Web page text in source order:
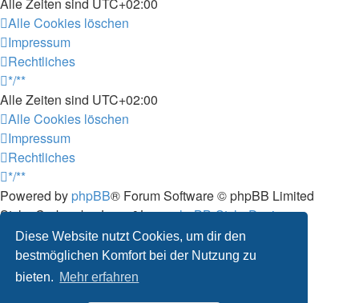
Diese Website nutzt Cookies, um dir den
bestmöglichen Komfort bei der Nutzung zu
bieten. Mehr erfahren
Alle Cookies löschen
Impressum
Rechtliches
*/**
Alle Zeiten sind UTC+02:00
Alle Cookies löschen
Impressum
Rechtliches
*/**
Powered by phpBB® Forum Software © phpBB Limited
Style: Carbon by Joyce&LunaphpBB-Style-Design
Deutsche Übersetzung durchphpBB.de
Datenschutz|Nutzungsbedingungen